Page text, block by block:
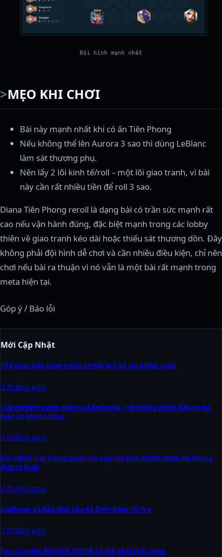
Đội hình mạnh nhất
MẸO KHI CHƠI
Bài này mạnh nhất khi có ấn Tiên Phong
Nếu không thể lên Aurora 3 sao thì dùng LeBlanc
làm sát thương phụ.
Nên lấy 2 lõi kinh tế/roll – một lõi giao tranh, vì bài
này cần rất nhiều tiền để roll 3 sao.
Diana Tiên Phong reroll là dạng bài có trần sức mạnh rất
cao nếu vận hành đúng, đặc biệt mạnh trong các lobby
thiên về giao tranh kéo dài hoặc thiếu sát thương dồn. Đây
không phải đội hình dễ chơi và cần nhiều điều kiện, chỉ nên
chơi nếu bài ra thuận vì nó vẫn là một bài rất mạnh trong
meta hiện tại.
Góp ý / Báo lỗi
Mới Cập Nhật
Thể thao Việt Nam trước cơ hội lịch sử tại ASIAD 2026
2 tháng ago
Trải nghiệm game Spirits of Aetheria – Hệ thống chiến đấu tự do,
biến ảo khôn lường
2 tháng ago
Đội LMHT của Trung Quốc bất ngờ rút khỏi ASIAD 2026 mà không
đưa ra lý do
2 tháng ago
Godforge Và Bản Ngã Của Kẻ Định Đoạt Vũ Trụ
2 tháng ago
Fan của siêu đội hình ZOFGK có thể phải thất vọng